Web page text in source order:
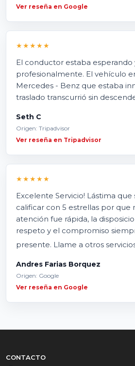
Ver reseña en Google
★★★★★
El conductor estaba esperando
profesionalmente. El vehículo
Mercedes - Benz que estaba
traslado transcurrió sin
Seth C
Origen: Tripadvisor
Ver reseña en Tripadvisor
★★★★★
Excelente Servicio! Lástima que
calificar con 5 estrellas por que
atención fue rápida, la
respeto y el compromiso
presente. Llame a otros
Andres Farias Borquez
Origen: Google
Ver reseña en Google
CONTACTO